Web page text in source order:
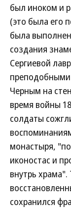
был иноком и
(это была его
была
создания
Сергиевой
Черным на
время войны
солдаты
монастыря,
иконостас и
внутрь
сохранился